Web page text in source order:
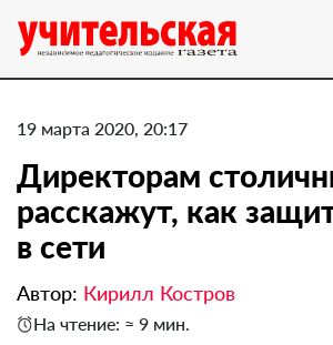
19 марта 2020, 20:17
Директорам
расскажут, как
в сети
Автор: Кирилл Костров
На чтение: ≈ 9 мин.